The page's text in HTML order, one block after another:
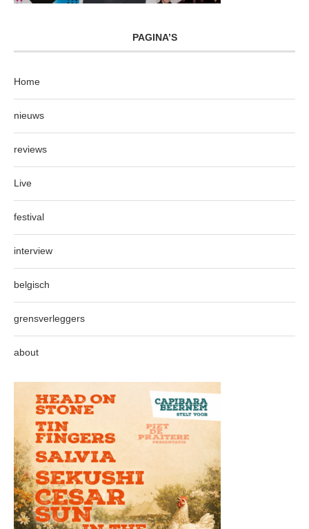
PAGINA’S
Home
nieuws
reviews
Live
festival
interview
belgisch
grensverleggers
about